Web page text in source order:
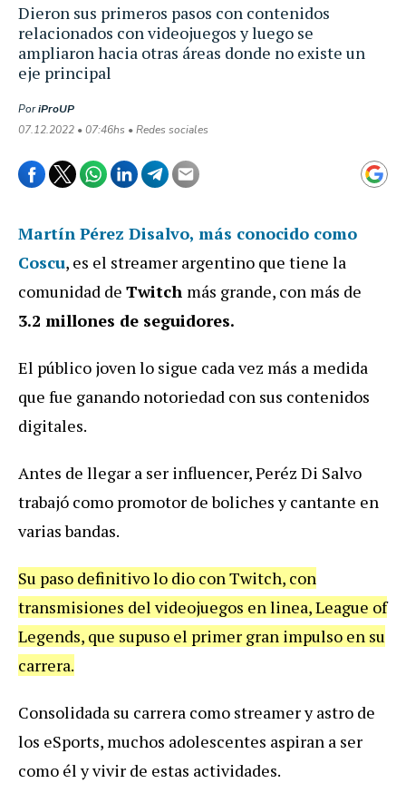
Dieron sus primeros pasos con contenidos
relacionados con videojuegos y luego se
ampliaron hacia otras áreas donde no existe un
eje principal
PoriProUP
07.12.2022 • 07:46hs • Redes sociales
Martín Pérez Disalvo, más conocido como
Coscu, es el streamer argentino que tiene la
comunidad de Twitch más grande, con más de
3.2 millones de seguidores.
El público joven lo sigue cada vez más a medida
que fue ganando notoriedad con sus contenidos
digitales.
Antes de llegar a ser influencer, Peréz Di Salvo
trabajó como promotor de boliches y cantante en
varias bandas.
Su paso definitivo lo dio con Twitch, con
transmisiones del videojuegos en linea, League of
Legends, que supuso el primer gran impulso en su
carrera.
Consolidada su carrera como streamer y astro de
los eSports, muchos adolescentes aspiran a ser
como él y vivir de estas actividades.